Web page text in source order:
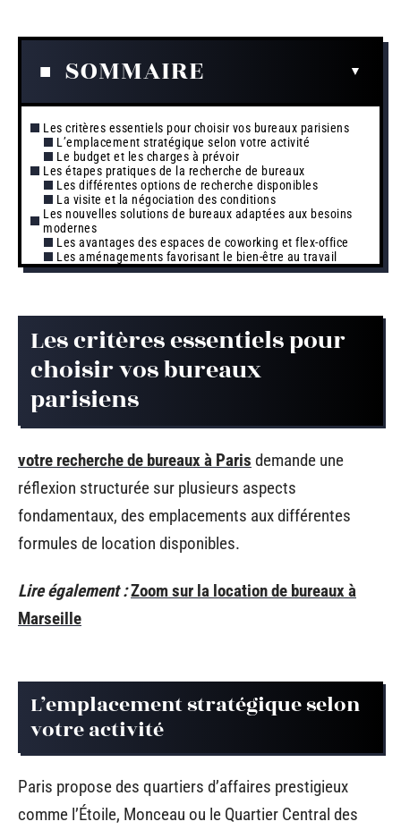
SOMMAIRE
Les critères essentiels pour choisir vos bureaux parisiens
L’emplacement stratégique selon votre activité
Le budget et les charges à prévoir
Les étapes pratiques de la recherche de bureaux
Les différentes options de recherche disponibles
La visite et la négociation des conditions
Les nouvelles solutions de bureaux adaptées aux besoins
modernes
Les avantages des espaces de coworking et flex-office
Les aménagements favorisant le bien-être au travail
Les critères essentiels pour
choisir vos bureaux
parisiens
votre recherche de bureaux à Paris demande une
réflexion structurée sur plusieurs aspects
fondamentaux, des emplacements aux différentes
formules de location disponibles.
Lire également :Zoom sur la location de bureaux à
Marseille
L’emplacement stratégique selon
votre activité
Paris propose des quartiers d’affaires prestigieux
comme l’Étoile, Monceau ou le Quartier Central des